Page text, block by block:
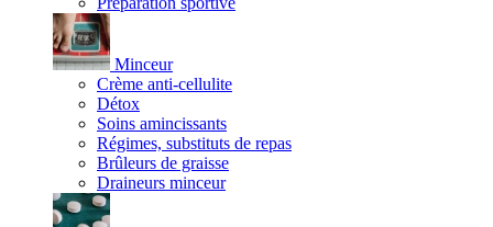
Minceur
Crème anti-cellulite
Détox
Soins amincissants
Régimes, substituts de repas
Brûleurs de graisse
Draineurs minceur